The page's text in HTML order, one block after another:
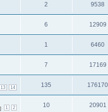
2 9538
6 12909
1 6460
7 17169
13 14 135 176170
1 2 10 20901